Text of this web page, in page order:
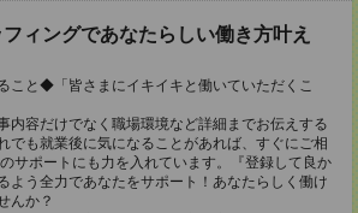
ィングであなたらしい働き方叶え
こと◆「皆さまにイキイキと働いていただくこ
内容だけでなく職場環境など詳細までお伝えする
でも就業後に気になることがあれば、すぐにご相
サポートにも力を入れています。『登録して良か
よう全力であなたをサポート！あなたらしく働け
んか？